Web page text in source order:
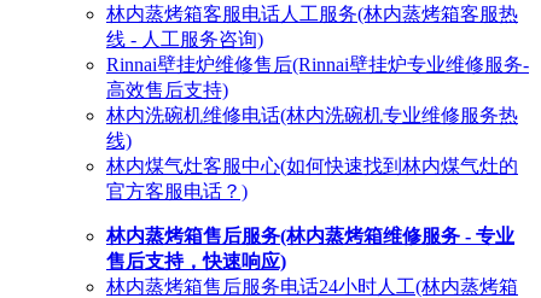
林内蒸烤箱客服电话人工服务(林内蒸烤箱客服热
线 - 人工服务咨询)
Rinnai壁挂炉维修售后(Rinnai壁挂炉专业维修服务-
高效售后支持)
林内洗碗机维修电话(林内洗碗机专业维修服务热
线)
林内煤气灶客服中心(如何快速找到林内煤气灶的
官方客服电话？)
林内蒸烤箱售后服务(林内蒸烤箱维修服务 - 专业
售后支持，快速响应)
林内蒸烤箱售后服务电话24小时人工(林内蒸烤箱